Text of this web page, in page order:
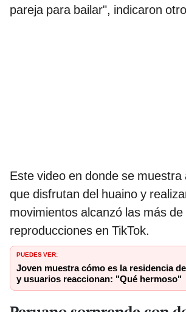
pareja para bailar", indicaron
Este video en donde se muestra
que disfrutan del huaino y
movimientos alcanzó las más
reproducciones en TikTok.
PUEDES VER:
Joven muestra cómo es la residencia
y usuarios reaccionan: "Qué hermoso"